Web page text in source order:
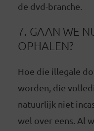
de dvd-branche.
7. GAAN WE
OPHALEN?
Hoe die illegale
worden, die
natuurlijk niet
wel over eens. Al